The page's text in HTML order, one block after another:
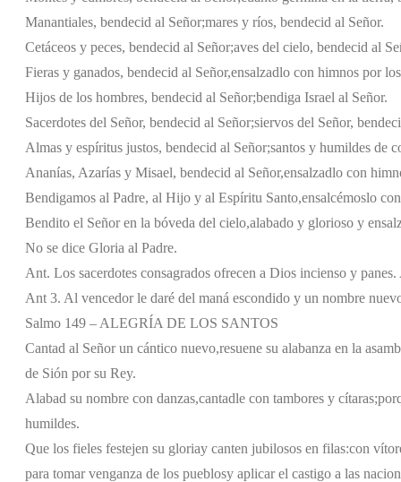
Manantiales, bendecid al Señor;mares y ríos, bendecid al Señor.
Cetáceos y peces, bendecid al Señor;aves del cielo, bendecid al
Fieras y ganados, bendecid al Señor,ensalzadlo con himnos por
Hijos de los hombres, bendecid al Señor;bendiga Israel al Señor.
Sacerdotes del Señor, bendecid al Señor;siervos del Señor,
Almas y espíritus justos, bendecid al Señor;santos y humildes de
Ananías, Azarías y Misael, bendecid al Señor,ensalzadlo con
Bendigamos al Padre, al Hijo y al Espíritu Santo,ensalcémoslo
Bendito el Señor en la bóveda del cielo,alabado y glorioso y
No se dice Gloria al Padre.
Ant. Los sacerdotes consagrados ofrecen a Dios incienso y
Ant 3. Al vencedor le daré del maná escondido y un nombre
Salmo 149 – ALEGRÍA DE LOS SANTOS
Cantad al Señor un cántico nuevo,resuene su alabanza en la
de Sión por su Rey.
Alabad su nombre con danzas,cantadle con tambores y cítaras;
humildes.
Que los fieles festejen su gloriay canten jubilosos en filas:con
para tomar venganza de los pueblosy aplicar el castigo a las